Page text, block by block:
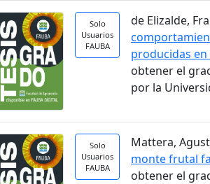
Solo
Usuarios
FAUBA
de Elizalde,
producidas en
obtener el
por la
Solo
Usuarios
FAUBA
Mattera,
monte frutal
obtener el